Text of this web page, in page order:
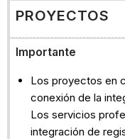
PROYECTOS
Importante
Los proyectos en
conexión de la
Los servicios
integración de